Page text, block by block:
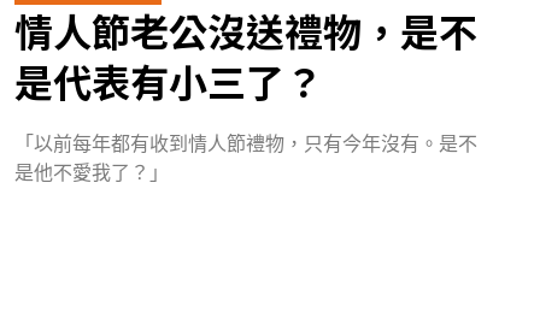
情人節老公沒送禮物，是不
是代表有小三了？
「以前每年都有收到情人節禮物，只有今年沒有。是不
是他不愛我了？」